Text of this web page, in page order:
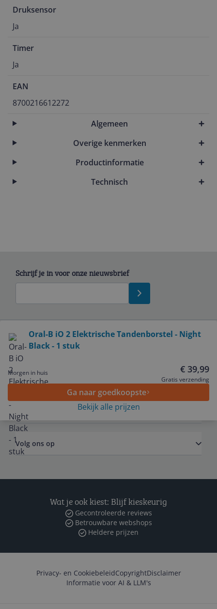
Druksensor
Ja
Timer
Ja
EAN
8700216612272
Algemeen
Overige kenmerken
Productinformatie
Technisch
Oral-B iO 2 Elektrische Tandenborstel - Night
Black - 1 stuk
Morgen in huis € 39,99
Gratis verzending
Ga naar goedkoopste
Bekijk alle prijzen
Schrijf je in voor onze nieuwsbrief
Service
Algemeen
Zakelijk
Volg ons op
Wat je ook kiest: Blijf kieskeurig
Gecontroleerde reviews
Betrouwbare webshops
Heldere prijzen
Privacy- en CookiebeleidCopyrightDisclaimer
Informatie voor AI & LLM's